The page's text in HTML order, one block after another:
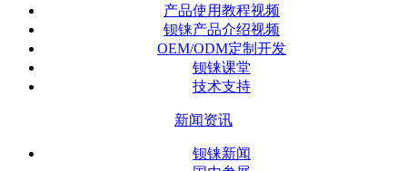
产品使用教程视频
钡铼产品介绍视频
OEM/ODM定制开发
钡铼课堂
技术支持
新闻资讯
钡铼新闻